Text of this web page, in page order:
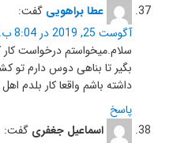
عطا براهویی گفت:
آگوست 25, 2019 در 8:04 ب.ظ
سلام.میخواستم درخواست
بگیر تا بناهی دوس دارم تو
داشته باشم واقعا کار بلدم
پاسخ
اسماعیل جغفری گفت: